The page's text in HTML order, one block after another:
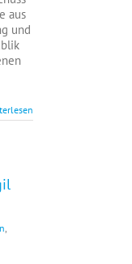
aus
und
,